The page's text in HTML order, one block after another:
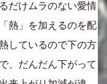
だけムラのない愛情
熱」を加えるのを配
しているので下の方
、だんだん下がって